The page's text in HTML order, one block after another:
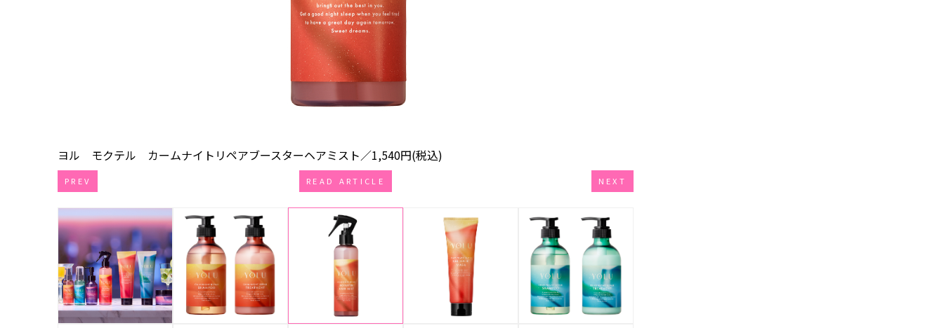
ヨル モクテル カームナイトリペアブースターヘアミスト／1,540円(税込)
PREV READ ARTICLE NEXT